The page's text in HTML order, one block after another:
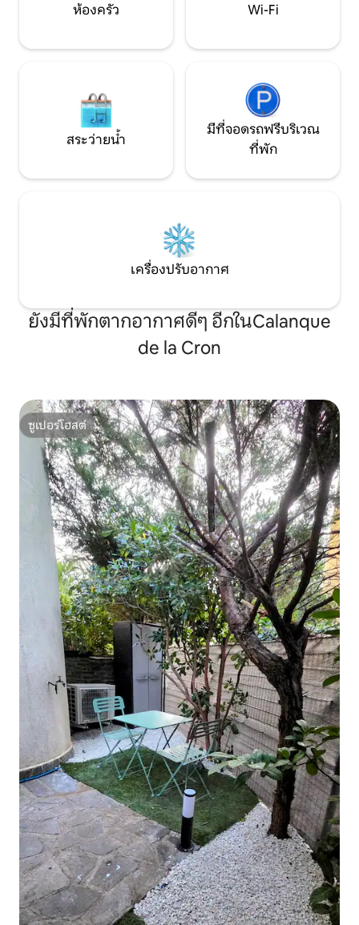
ห้องครัว Wi-Fi
สระว่ายน้ำ
มีที่จอดรถฟรีบริเวณ
ที่พัก
เครื่องปรับอากาศ
ยังมีที่พักตากอากาศดีๆ อีกในCalanque
de la Cron
ซูเปอร์โฮสต์
ซูเปอร์โฮสต์